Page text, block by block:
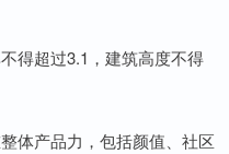
得超过3.1，建筑高度不得
体产品力，包括颜值、社区